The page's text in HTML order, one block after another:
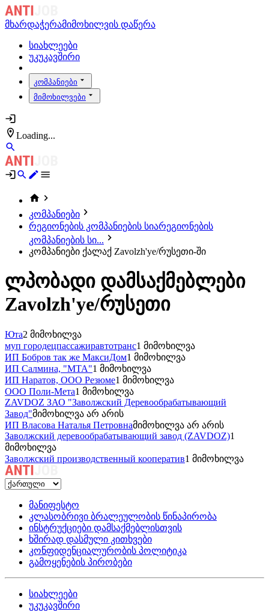
მხარდაჭერამიმოხილვის დაწერა
სიახლეები
უკუკავშირი
კომპანიები
მიმოხილვები
Loading...
კომპანიები
რეგიონების კომპანიების სიარეგიონების
კომპანიების სი...
კომპანიები ქალაქ Zavolzh'ye/რუსეთი-ში
ლპობადი დამსაქმებლები
Zavolzh'ye/რუსეთი
Юта2 მიმოხილვა
муп городецпассажиравтотранс1 მიმოხილვა
ИП Бобров так же МаксиДом1 მიმოხილვა
ИП Салмина, "МТА"1 მიმოხილვა
ИП Наратов, ООО Резюме1 მიმოხილვა
ООО Поли-Мета1 მიმოხილვა
ZAVDOZ ЗАО "Заволжский Деревообрабатывающий
Завод"მიმოხილვა არ არის
ИП Власова Наталья Петровнаმიმოხილვა არ არის
Заволжский деревообрабатывающий завод (ZAVDOZ)1
მიმოხილვა
Заволжский производственный кооператив1 მიმოხილვა
მანიფესტო
კლასობრივი ბრალეულობის წინაპირობა
ინსტრუქციები დამსაქმებლისთვის
ხშირად დასმული კითხვები
კონფიდენციალურობის პოლიტიკა
გამოყენების პირობები
სიახლეები
უკუკავშირი